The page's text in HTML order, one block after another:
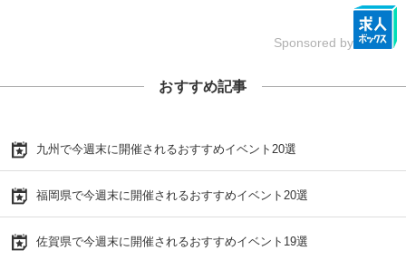
Sponsored by
おすすめ記事
九州で今週末に開催されるおすすめイベント20選
福岡県で今週末に開催されるおすすめイベント20選
佐賀県で今週末に開催されるおすすめイベント19選